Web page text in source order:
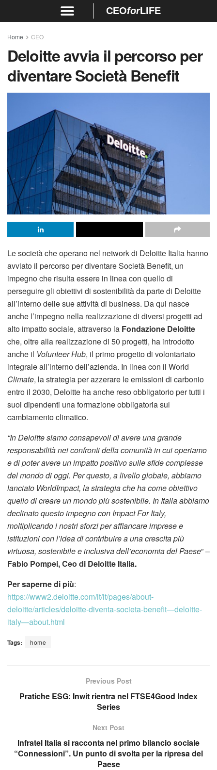
CEOforLIFE
Home CEO
Deloitte avvia il percorso per
diventare Società Benefit
Le società che operano nel network di Deloitte Italia hanno
avviato il percorso per diventare Società Benefit, un
impegno che risulta essere in linea con quello di
perseguire gli obiettivi di sostenibilità da parte di Deloitte
all’interno delle sue attività di business. Da qui nasce
anche l’impegno nella realizzazione di diversi progetti ad
alto impatto sociale, attraverso la Fondazione Deloitte
che, oltre alla realizzazione di 50 progetti, ha introdotto
anche il Volunteer Hub, il primo progetto di volontariato
integrale all’interno dell’azienda. In linea con il World
Climate, la strategia per azzerare le emissioni di carbonio
entro il 2030, Deloitte ha anche reso obbligatorio per tutti i
suoi dipendenti una formazione obbligatoria sul
cambiamento climatico.
“In Deloitte siamo consapevoli di avere una grande
responsabilità nei confronti della comunità in cui operiamo
e di poter avere un impatto positivo sulle sfide complesse
del mondo di oggi. Per questo, a livello globale, abbiamo
lanciato WorldImpact, la strategia che ha come obiettivo
quello di creare un mondo più sostenibile. In Italia abbiamo
declinato questo impegno con Impact For Italy,
moltiplicando i nostri sforzi per affiancare imprese e
istituzioni con l’idea di contribuire a una crescita più
virtuosa, sostenibile e inclusiva dell’economia del Paese” –
Fabio Pompei, Ceo di Deloitte Italia.
Per saperne di più:
https://www2.deloitte.com/it/it/pages/about-
deloitte/articles/deloitte-diventa-societa-benefit—deloitte-
italy—about.html
Tags: home
Previous Post
Pratiche ESG: Inwit rientra nel FTSE4Good Index
Series
Next Post
Infratel Italia si racconta nel primo bilancio sociale
“Connessioni”. Un punto di svolta per la ripresa del
Paese